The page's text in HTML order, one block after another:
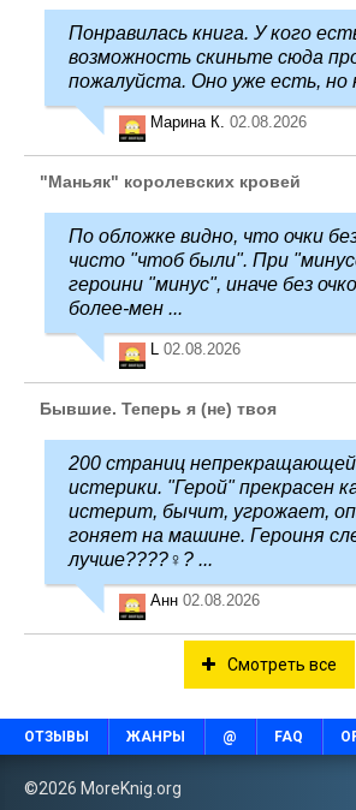
Понравилась книга. У кого
возможность скиньте сюда
пожалуйста. Оно уже есть, но
Марина К. 02.08.2026
"Маньяк" королевских кровей
По обложке видно, что очки
чисто "чтоб были". При
героини "минус", иначе без
более-мен ...
L 02.08.2026
Бывшие. Теперь я (не) твоя
200 страниц
истерики. "Герой" прекрасен
истерит, бычит, угрожает,
гоняет на машине. Героиня
лучше????‍♀️? ...
Анн 02.08.2026
Смотреть все
ОТЗЫВЫ ЖАНРЫ @ FAQ
©2026 MoreKnig.org